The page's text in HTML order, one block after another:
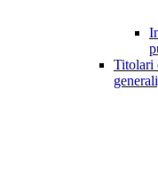
Titolari